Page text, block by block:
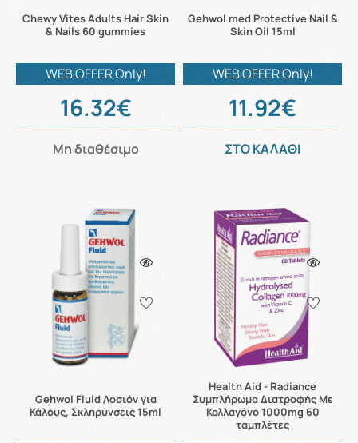
Chewy Vites Adults Hair Skin
& Nails 60 gummies
WEB OFFER Only!
16.32€
Μη διαθέσιμο
Gehwol med Protective Nail &
Skin Oil 15ml
WEB OFFER Only!
11.92€
ΣΤΟ ΚΑΛΑΘΙ
Gehwol Fluid Λοσιόν για
Κάλους, Σκληρύνσεις 15ml
Health Aid - Radiance
Συμπλήρωμα Διατροφής Με
Κολλαγόνο 1000mg 60
ταμπλέτες